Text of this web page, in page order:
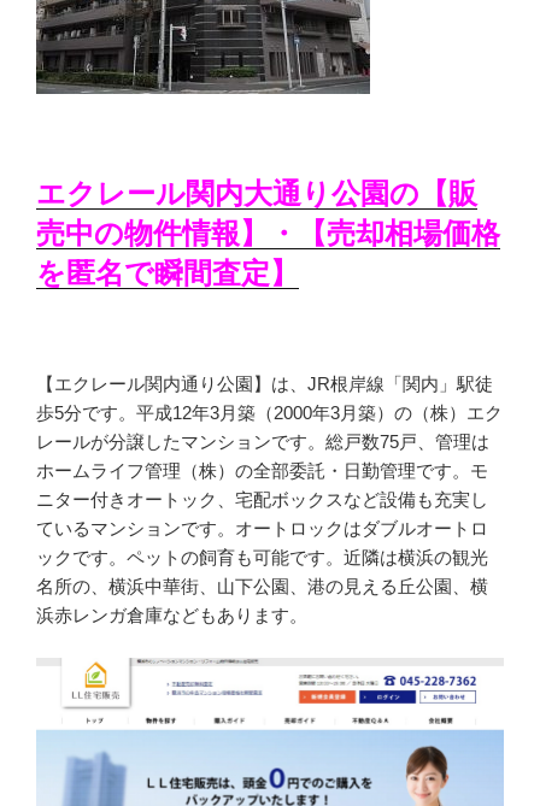
エクレール関内大通り公園の 【販
売中の物件情報】・【売却相場価格
を匿名で瞬間査定】
【エクレール関内通り公園】は、JR根岸線「関内」駅徒
歩5分です。平成12年3月築（2000年3月築）の（株）エク
レールが分譲したマンションです。総戸数75戸、管理は
ホームライフ管理（株）の全部委託・日勤管理です。モ
ニター付きオートック、宅配ボックスなど設備も充実し
ているマンションです。オートロックはダブルオートロ
ックです。ペットの飼育も可能です。近隣は横浜の観光
名所の、横浜中華街、山下公園、港の見える丘公園、横
浜赤レンガ倉庫などもあります。